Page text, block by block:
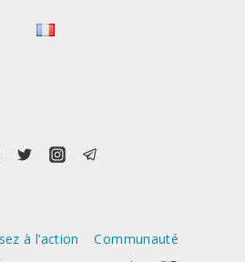
à l’action
Communauté